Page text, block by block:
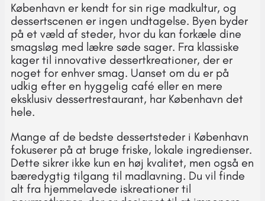
København er kendt for sin rige madkultur, og
dessertscenen er ingen undtagelse. Byen byder
på et væld af steder, hvor du kan forkæle dine
smagsløg med lækre søde sager. Fra klassiske
kager til innovative dessertkreationer, der er
noget for enhver smag. Uanset om du er på
udkig efter en hyggelig café eller en mere
eksklusiv dessertrestaurant, har København det
hele.
Mange af de bedste dessertsteder i København
fokuserer på at bruge friske, lokale ingredienser.
Dette sikrer ikke kun en høj kvalitet, men også en
bæredygtig tilgang til madlavning. Du vil finde
alt fra hjemmelavede iskreationer til